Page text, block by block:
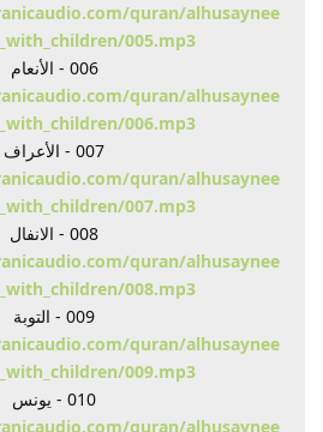
quran/alhusaynee
005.mp3
006 - الأنعام
quran/alhusaynee
006.mp3
007 - الأعراف
quran/alhusaynee
007.mp3
008 - الانفال
quran/alhusaynee
008.mp3
009 - التوبة
quran/alhusaynee
009.mp3
010 - يونس
quran/alhusaynee